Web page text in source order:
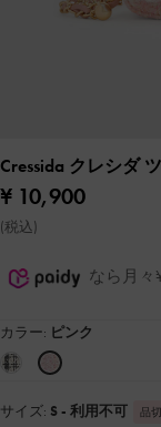
Cressida クレシダ
¥ 10,900
(税込)
なら月
カラー: ピンク
サイズ: S - 利用不可 品